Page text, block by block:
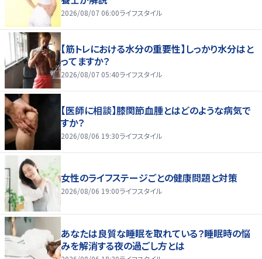
2026/08/07 06:00ライフスタイル
【筋トレにおける水分の重要性】しっかり水分はと
ってますか？
2026/08/07 05:40ライフスタイル
【医師に相談】膝関節血腫とはどのような病気で
すか？
2026/08/06 19:30ライフスタイル
女性のライフステージごとの健康問題と対策
2026/08/06 19:00ライフスタイル
あなたは良質な睡眠を取れている？睡眠時の悩
みを解消する夜の過ごし方とは